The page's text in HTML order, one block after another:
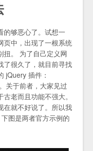
的够恶心了。试想一
页中，出现了一根系统
扭。 为了自己定义网
了很久了，就目前寻找
jQuery 插件：
。关于前者，大家见过
老而且功能不强大。
在就不好说了。所以我
下图是两者官方示例的